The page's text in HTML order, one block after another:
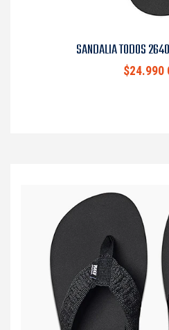
SANDALIA TODOS
$24.990